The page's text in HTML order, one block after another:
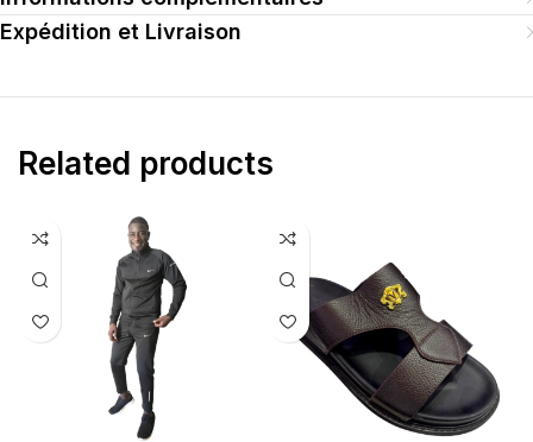
Expédition et Livraison
Related products